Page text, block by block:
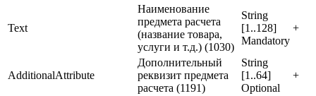
Text
Наименование
предмета расчета
(название товара,
услуги и т.д.) (1030)
String
[1..128]
Mandatory
+
AdditionalAttribute
Дополнительный
реквизит предмета
расчета (1191)
String
[1..64]
Optional
+